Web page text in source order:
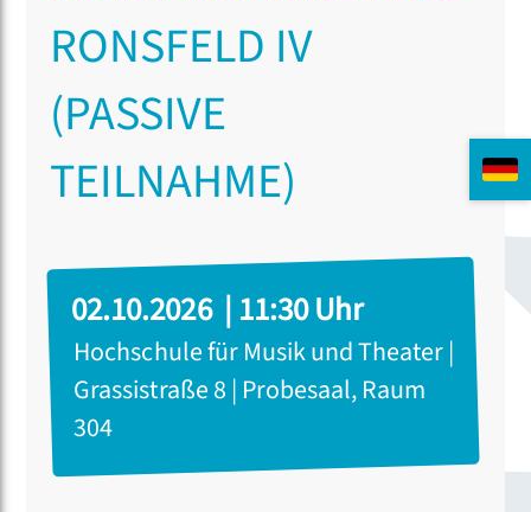
RONSFELD IV
(PASSIVE
TEILNAHME)
02.10.2026 | 11:30 Uhr
Hochschule für Musik und Theater |
Grassistraße 8 | Probesaal, Raum
304